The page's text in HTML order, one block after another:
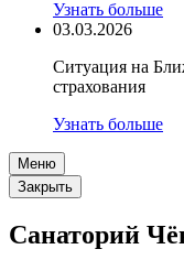
Узнать больше
03.03.2026
Ситуация на
страхования
Узнать больше
Меню
Закрыть
Санаторий